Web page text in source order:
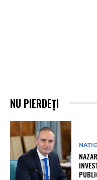
NU PIERDEȚI